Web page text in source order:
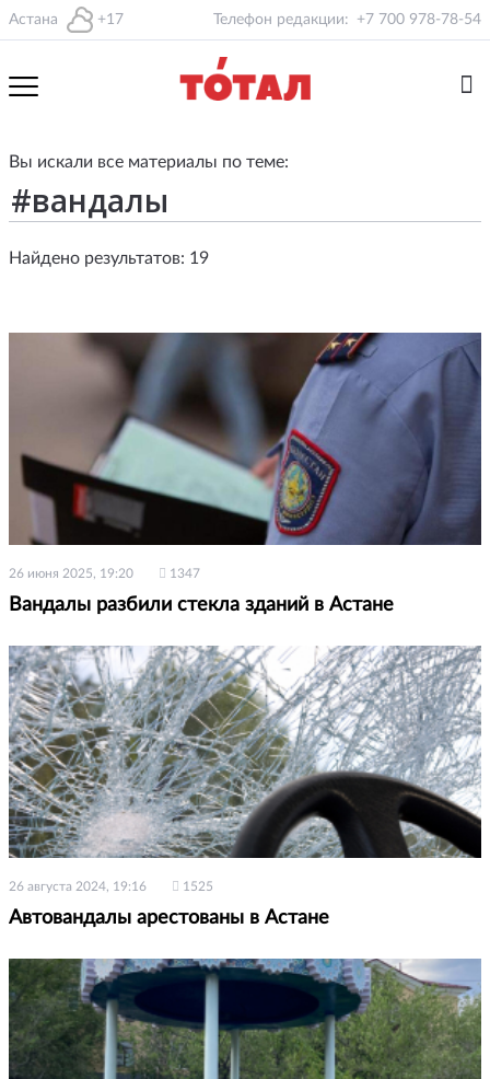
Астана +17 Телефон редакции: +7 700 978-78-54
Вы искали все материалы по теме:
Найдено результатов: 19
26 июня 2025, 19:20 1347
Вандалы разбили стекла зданий в Астане
26 августа 2024, 19:16 1525
Автовандалы арестованы в Астане